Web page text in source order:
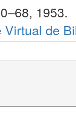
1953.
Virtual de